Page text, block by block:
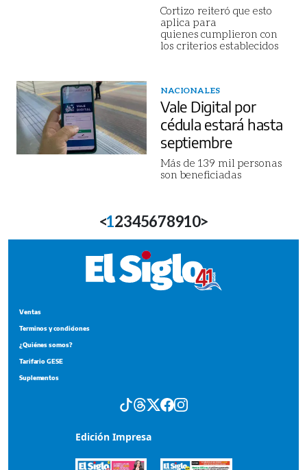
Cortizo reiteró que esto
aplica para
quienes cumplieron con
los criterios establecidos
NACIONALES
Vale Digital por
cédula estará hasta
septiembre
Más de 139 mil personas
son beneficiadas
<12345678910>
Ventas
Terminos y condiciones
¿Quiénes somos?
Tarifario GESE
Suplementos
Edición Impresa